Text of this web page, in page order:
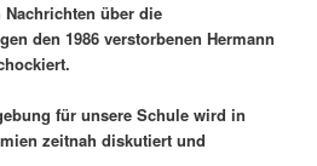
über die
den 1986 verstorbenen Hermann
für unsere Schule wird in
zeitnah diskutiert und